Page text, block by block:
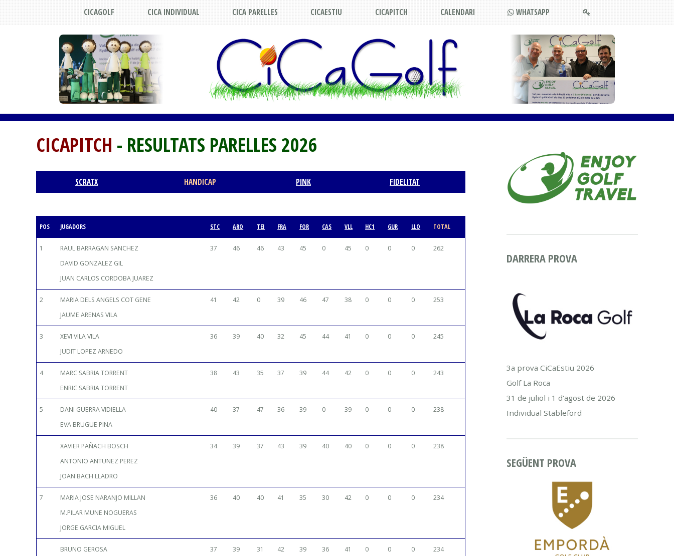
CICAGOLF CICA INDIVIDUAL CICA PARELLES CICAESTIU CICAPITCH CALENDARI WHATSAPP
CICAPITCH - RESULTATS PARELLES 2026
SCRATX HANDICAP PINK FIDELITAT
POS JUGADORS STC ARO TEI FRA FOR CAS VLL HC1 GUR LLO TOTAL
1
RAUL BARRAGAN SANCHEZ
DAVID GONZALEZ GIL
JUAN CARLOS CORDOBA JUAREZ
37 46 46 43 45 0 45 0 0 0 262
2
MARIA DELS ANGELS COT GENE
JAUME ARENAS VILA
41 42 0 39 46 47 38 0 0 0 253
3
XEVI VILA VILA
JUDIT LOPEZ ARNEDO
36 39 40 32 45 44 41 0 0 0 245
4
MARC SABRIA TORRENT
ENRIC SABRIA TORRENT
38 43 35 37 39 44 42 0 0 0 243
5
DANI GUERRA VIDIELLA
EVA BRUGUE PINA
40 37 47 36 39 0 39 0 0 0 238
XAVIER PAÑACH BOSCH
ANTONIO ANTUNEZ PEREZ
JOAN BACH LLADRO
34 39 37 43 39 40 40 0 0 0 238
7
MARIA JOSE NARANJO MILLAN
M.PILAR MUNE NOGUERAS
JORGE GARCIA MIGUEL
36 40 40 41 35 30 42 0 0 0 234
BRUNO GEROSA
37 39 31 42 39 36 41 0 0 0 234
DARRERA PROVA
3a prova CiCaEstiu 2026
Golf La Roca
31 de juliol i 1 d'agost de 2026
Individual Stableford
SEGÜENT PROVA